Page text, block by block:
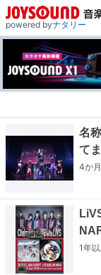
powered byナタリー
名
て
4か月
1年